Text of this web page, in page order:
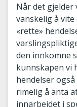
Når det gjelder
vanskelig å
«rette»
den innkomne
kunnskapen vi
hendelser
rimelig å anta
innarbeidet i